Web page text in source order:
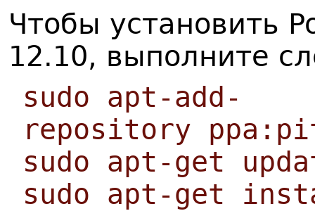
Чтобы установить
12.10, выполните
sudo apt-add-
repository
sudo apt-get
sudo apt-get